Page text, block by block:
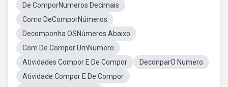
De ComporNumeros Decimais
Como DeComporNúmeros
Decomponha OSNúmeros Abaixo
Com De Compor UmNumero
Atividades Compor E De Compor
DeconparO Numero
Atividade Compor E De Compor